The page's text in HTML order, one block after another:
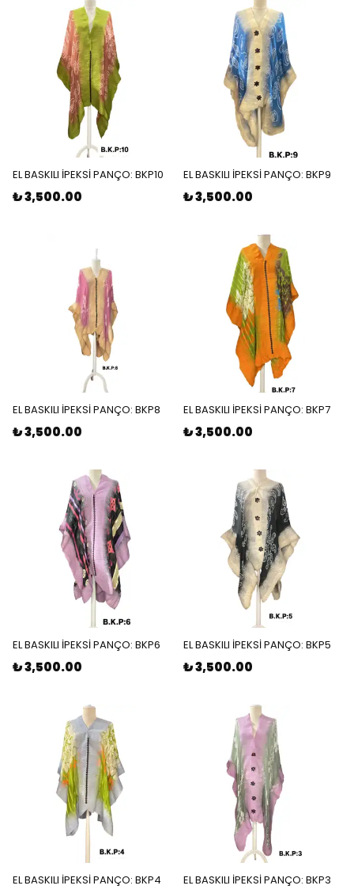
EL BASKILI İPEKSİ PANÇO: BKP10
₺ 3,500.00
EL BASKILI İPEKSİ PANÇO: BKP9
₺ 3,500.00
EL BASKILI İPEKSİ PANÇO: BKP8
₺ 3,500.00
EL BASKILI İPEKSİ PANÇO: BKP7
₺ 3,500.00
EL BASKILI İPEKSİ PANÇO: BKP6
₺ 3,500.00
EL BASKILI İPEKSİ PANÇO: BKP5
₺ 3,500.00
EL BASKILI İPEKSİ PANÇO: BKP4 EL BASKILI İPEKSİ PANÇO: BKP3